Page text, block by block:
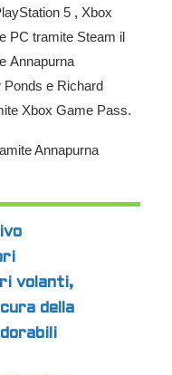
5 , Xbox
PC tramite Steam il
Annapurna
Ponds e Richard
Xbox Game Pass.
Annapurna
volanti,
della